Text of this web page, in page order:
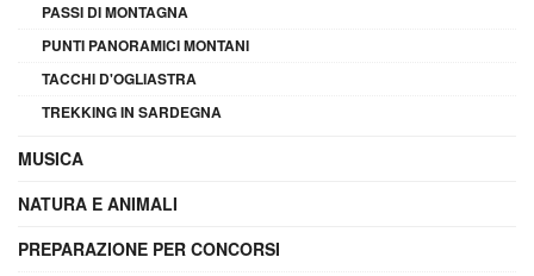
PASSI DI MONTAGNA
PUNTI PANORAMICI MONTANI
TACCHI D'OGLIASTRA
TREKKING IN SARDEGNA
MUSICA
NATURA E ANIMALI
PREPARAZIONE PER CONCORSI